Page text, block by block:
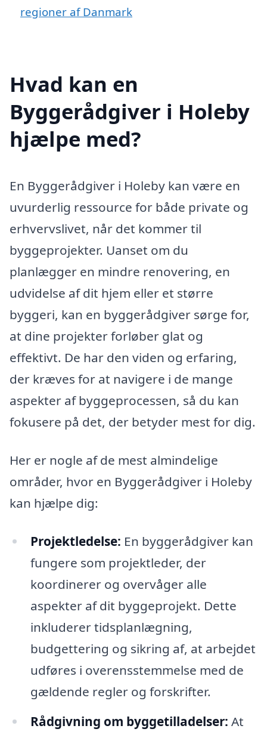
regioner af Danmark
Hvad kan en
Byggerådgiver i Holeby
hjælpe med?
En Byggerådgiver i Holeby kan være en
uvurderlig ressource for både private og
erhvervslivet, når det kommer til
byggeprojekter. Uanset om du
planlægger en mindre renovering, en
udvidelse af dit hjem eller et større
byggeri, kan en byggerådgiver sørge for,
at dine projekter forløber glat og
effektivt. De har den viden og erfaring,
der kræves for at navigere i de mange
aspekter af byggeprocessen, så du kan
fokusere på det, der betyder mest for dig.
Her er nogle af de mest almindelige
områder, hvor en Byggerådgiver i Holeby
kan hjælpe dig:
Projektledelse: En byggerådgiver kan
fungere som projektleder, der
koordinerer og overvåger alle
aspekter af dit byggeprojekt. Dette
inkluderer tidsplanlægning,
budgettering og sikring af, at arbejdet
udføres i overensstemmelse med de
gældende regler og forskrifter.
Rådgivning om byggetilladelser: At